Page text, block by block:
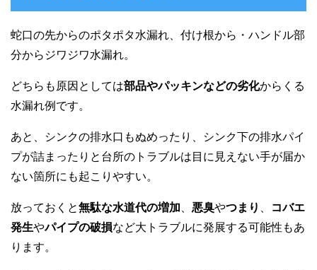
蛇口の先からのポタポタ水漏れ、付け根から・ハンドル部
分からジワジワ水漏れ。
どちらも原因としては部品やパッキンなどの劣化からくる
水漏れ例です。
あと、シンクの排水口もぬめったり、シンク下の排水パイ
プが詰まったりと台所のトラブルは目に見えない手が届か
ない箇所にも起こりやすい。
放っておくと無駄な水道代の増加 悪臭やつまり
コバエ
発生やパイプの破損など大トラブルに発展する可能性もあ
ります。